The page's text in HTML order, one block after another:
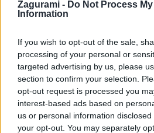
Zagurami - Do Not Process
Information
If you wish to opt-out of the sale,
processing of your personal or
targeted advertising by us, please
section to confirm your selection.
opt-out request is processed you
interest-based ads based on
us or personal information
your opt-out. You may separately
Keď Ramžiná pustí aj